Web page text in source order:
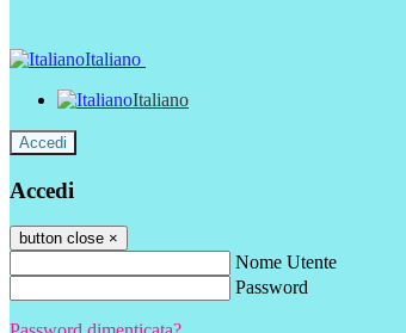
Italiano
Italiano
Accedi
Accedi
button close ×
Nome Utente
Password